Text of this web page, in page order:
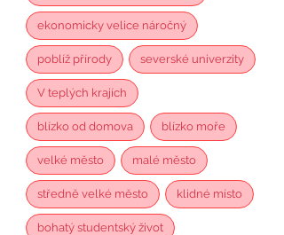
ekonomicky velice náročný
poblíž přírody severské univerzity
V teplých krajích
blízko od domova blízko moře
velké město malé město
středně velké město klidné místo
bohatý studentský život